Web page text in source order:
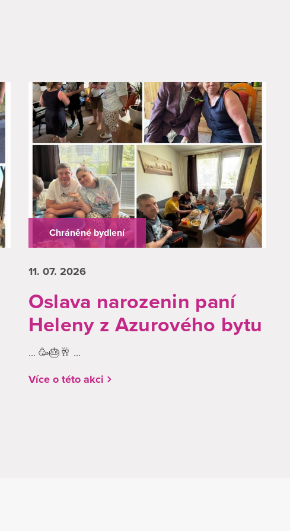
Chráněné bydlení
11. 07. 2026
Oslava narozenin paní
Heleny z Azurového bytu
... 🥳🎂🥂 ...
Více o této akci